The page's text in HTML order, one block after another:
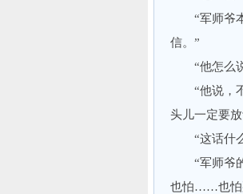
“军师爷本
信。”
“他怎么
“他说，不
头儿一定要
“这话什么
“军师爷的
也怕……也怕